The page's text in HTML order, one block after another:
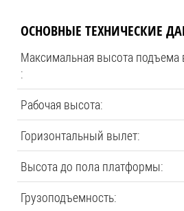
ОСНОВНЫЕ ТЕХНИЧЕСКИЕ
Максимальная высота подъема
:
Рабочая высота:
Горизонтальный вылет:
Высота до пола платформы:
Грузоподъемность: